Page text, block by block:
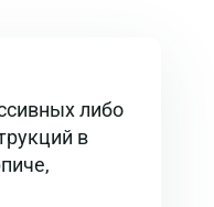
либо
в